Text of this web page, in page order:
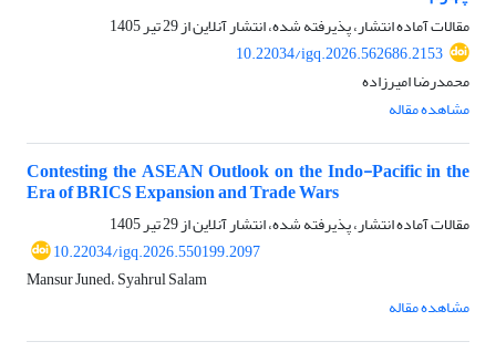
مقالات آماده انتشار، پذیرفته شده، انتشار آنلاین از29 تیر 1405
10.22034/igq.2026.562686.2153
محمدرضا امیرزاده
مشاهده مقاله
Contesting the ASEAN Outlook on the Indo-Pacific in the
Era of BRICS Expansion and Trade Wars
مقالات آماده انتشار، پذیرفته شده، انتشار آنلاین از29 تیر 1405
10.22034/igq.2026.550199.2097
Mansur Juned، Syahrul Salam
مشاهده مقاله